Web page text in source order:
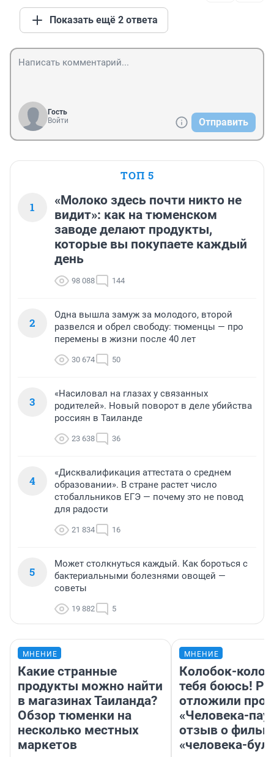
Показать ещё 2 ответа
Гость
Войти
Отправить
ТОП 5
1
«Молоко здесь почти никто не
видит»: как на тюменском
заводе делают продукты,
которые вы покупаете каждый
день
98 088 144
2
Одна вышла замуж за молодого, второй
развелся и обрел свободу: тюменцы — про
перемены в жизни после 40 лет
30 674 50
3
«Насиловал на глазах у связанных
родителей». Новый поворот в деле убийства
россиян в Таиланде
23 638 36
4
«Дисквалификация аттестата о среднем
образовании». В стране растет число
стобалльников ЕГЭ — почему это не повод
для радости
21 834 16
5
Может столкнуться каждый. Как бороться с
бактериальными болезнями овощей —
советы
19 882 5
МНЕНИЕ
Какие странные
продукты можно найти
в магазинах Таиланда?
Обзор тюменки на
несколько местных
маркетов
МНЕНИЕ
Колобок-
тебя боюсь!
отложили
«Человека-
отзыв о
«человека-